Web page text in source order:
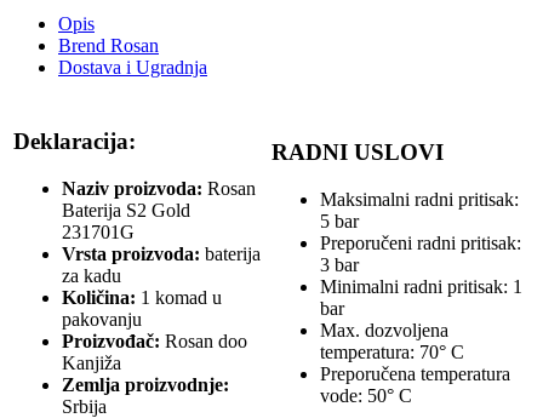
Opis
Brend Rosan
Dostava i Ugradnja
Deklaracija:
Naziv proizvoda: Rosan
Baterija S2 Gold
231701G
Vrsta proizvoda: baterija
za kadu
Količina: 1 komad u
pakovanju
Proizvođač: Rosan doo
Kanjiža
Zemlja proizvodnje:
Srbija
RADNI USLOVI
Maksimalni radni pritisak:
5 bar
Preporučeni radni pritisak:
3 bar
Minimalni radni pritisak: 1
bar
Max. dozvoljena
temperatura: 70° C
Preporučena temperatura
vode: 50° C